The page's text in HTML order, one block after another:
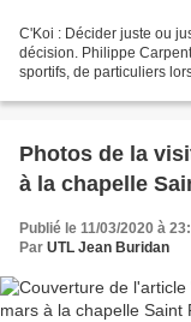
C'Koi : Décider juste ou
décision. Philippe
sportifs, de particuliers
Photos de la
à la chapelle
Publié le 11/03/2020 à
Par UTL Jean Buridan